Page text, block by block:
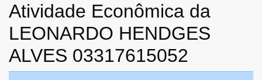
Atividade Econômica da
LEONARDO HENDGES
ALVES 03317615052